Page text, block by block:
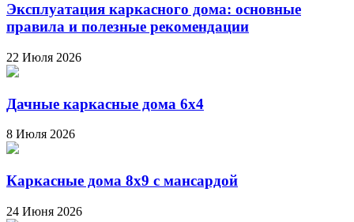
Эксплуатация каркасного дома: основные
правила и полезные рекомендации
22 Июля 2026
Дачные каркасные дома 6х4
8 Июля 2026
Каркасные дома 8х9 с мансардой
24 Июня 2026